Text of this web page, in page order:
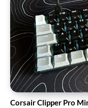
Corsair Clipper Pro